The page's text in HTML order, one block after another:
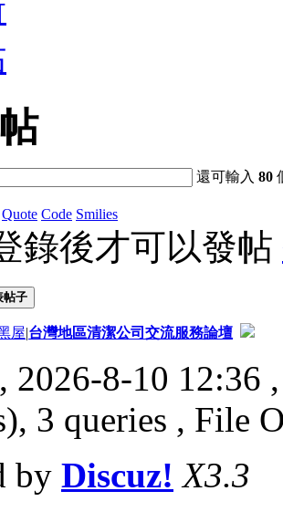
還可輸入80
Quote Code Smilies
錄後才可以發帖
帖子
屋|台灣地區清潔公司交流服務論壇
2026-8-10 12:36
3 queries , File
by Discuz! X3.3